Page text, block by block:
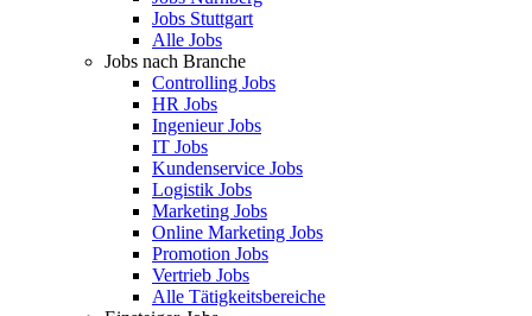
Jobs Stuttgart
Alle Jobs
Jobs nach Branche
Controlling Jobs
HR Jobs
Ingenieur Jobs
IT Jobs
Kundenservice Jobs
Logistik Jobs
Marketing Jobs
Online Marketing Jobs
Promotion Jobs
Vertrieb Jobs
Alle Tätigkeitsbereiche